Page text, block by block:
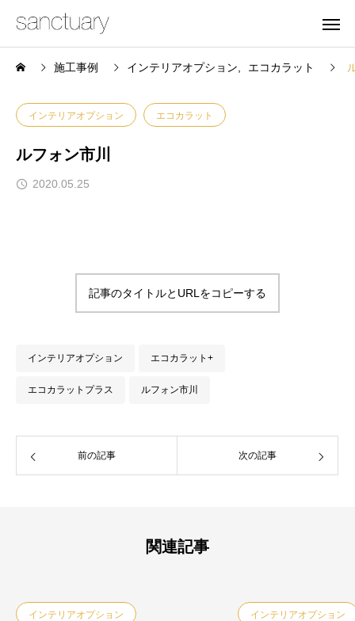
施工事例 インテリアオプション エコカラット
インテリアオプション エコカラット
ルフォン市川
2020.05.25
記事のタイトルとURLをコピーする
インテリアオプション エコカラット+
エコカラットプラス ルフォン市川
前の記事 次の記事
関連記事
インテリアオプション インテリアオプション